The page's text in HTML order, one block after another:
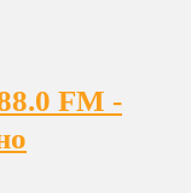
FM -